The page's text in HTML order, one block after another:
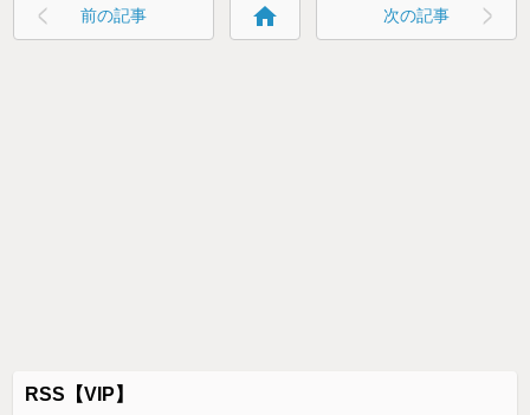
前の記事 home 次の記事
RSS【VIP】